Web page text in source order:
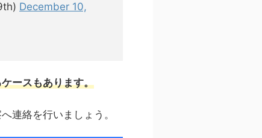
December 10,
ースもあります。
連絡を行いましょう。